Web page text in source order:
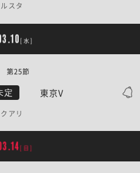
スタ
[水]
定 東京V
25節
アリ
[日]